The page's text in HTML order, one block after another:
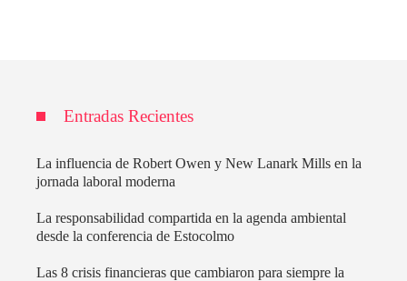
Entradas Recientes
La influencia de Robert Owen y New Lanark Mills en la
jornada laboral moderna
La responsabilidad compartida en la agenda ambiental
desde la conferencia de Estocolmo
Las 8 crisis financieras que cambiaron para siempre la